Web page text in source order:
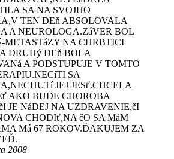
SA NA SVOJHO
TEN DEň ABSOLOVALA
A NEUROLOGA.ZáVER BOL
METASTáZY NA CHRBTICI
DRUHý DEň BOLA
A PODSTUPUJE V TOMTO
SA
JEJ JESť.CHCELA
AKO BUDE CHOROBA
JE NáDEJ NA UZDRAVENIE,čI
CHODIť,NA čO SA MáM
Má 67 ROKOV.ĎAKUJEM ZA
2008